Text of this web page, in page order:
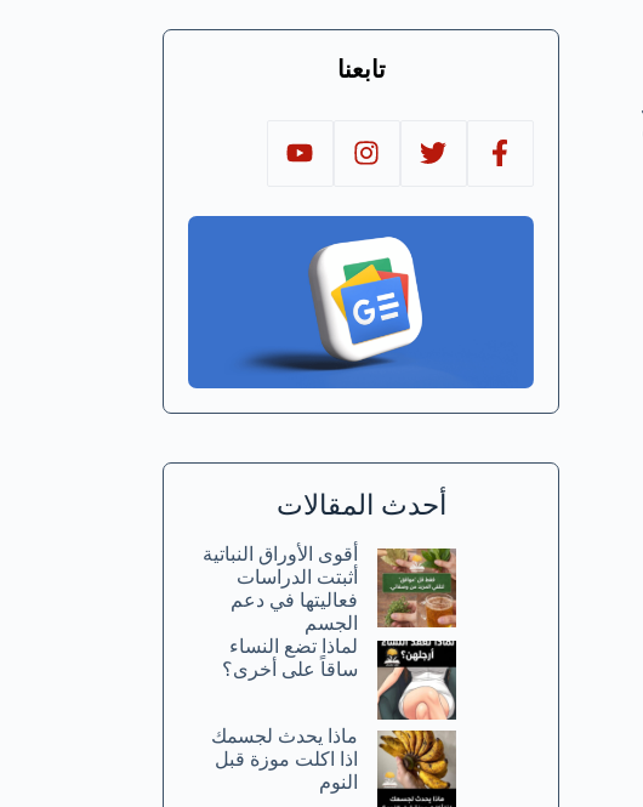
تابعنا
أحدث المقالات
أقوى الأوراق النباتية
أثبتت الدراسات
فعاليتها في دعم
الجسم
لماذا تضع النساء
ساقاً على أخرى؟
ماذا يحدث لجسمك
اذا اكلت موزة قبل
النوم